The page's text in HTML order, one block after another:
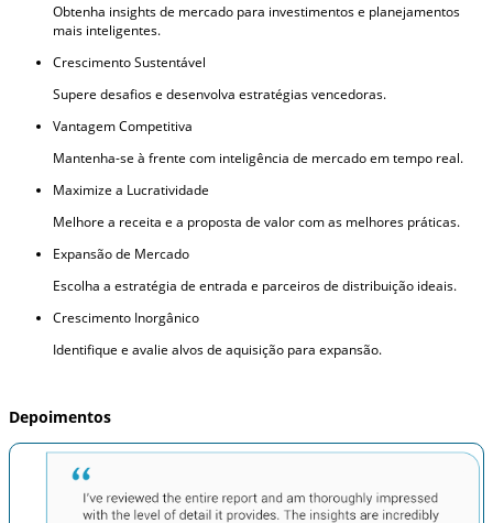
Obtenha insights de mercado para investimentos e planejamentos
mais inteligentes.
Crescimento Sustentável
Supere desafios e desenvolva estratégias vencedoras.
Vantagem Competitiva
Mantenha-se à frente com inteligência de mercado em tempo real.
Maximize a Lucratividade
Melhore a receita e a proposta de valor com as melhores práticas.
Expansão de Mercado
Escolha a estratégia de entrada e parceiros de distribuição ideais.
Crescimento Inorgânico
Identifique e avalie alvos de aquisição para expansão.
Depoimentos